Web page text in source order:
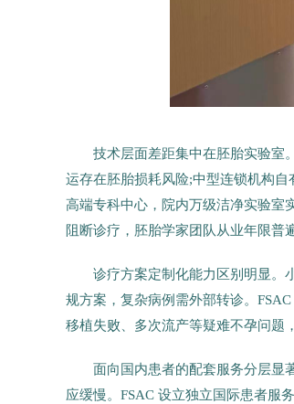
技术层面差距集中在胚胎实验室
运存在胚胎损耗风险;中型连锁机构
高端专科中心，院内万级洁净实验室
阻断诊疗，胚胎学家团队从业年限普
诊疗方案定制化能力区别明显。
规方案，复杂病例需外部转诊。
移植失败、多次流产等疑难不孕问题
面向国内患者的配套服务分层显
应缓慢。FSAC 设立独立国际患者服